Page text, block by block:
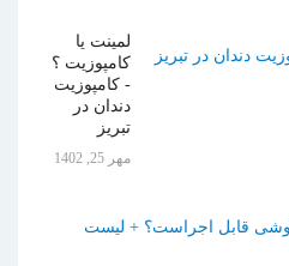
لمینت یا
کامپوزیت ؟
- کامپوزیت
دندان در
تبریز
مهر 25, 1402